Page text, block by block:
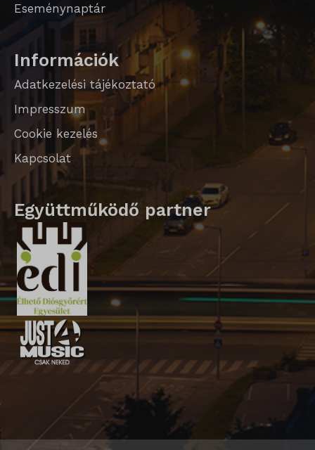
Eseménynaptár
Információk
Adatkezelési tájékoztató
Impresszum
Cookie kezelés
Kapcsolat
Együttműködő partner